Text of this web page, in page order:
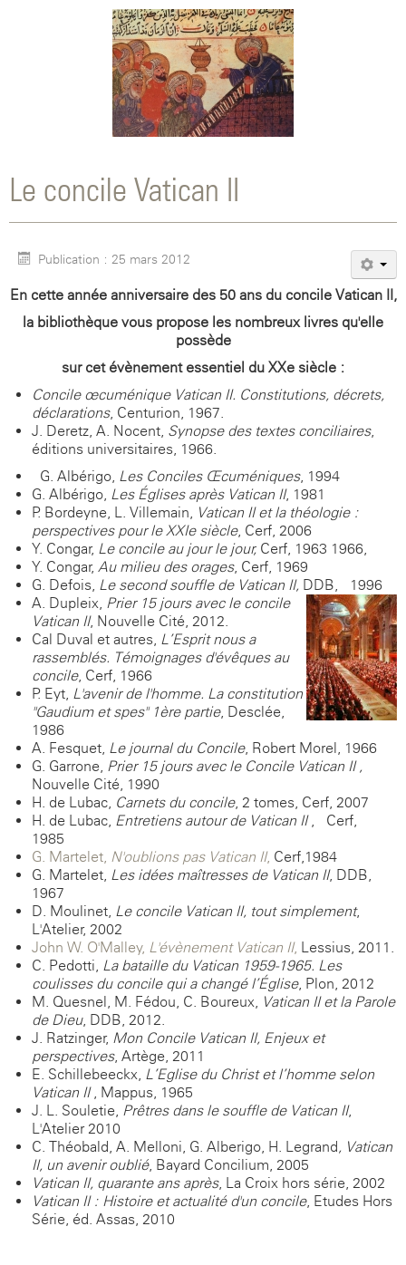
Le concile Vatican II
Publication : 25 mars 2012
En cette année anniversaire des 50 ans du concile Vatican II,
la bibliothèque vous propose les nombreux livres qu'elle
possède
sur cet évènement essentiel du XXe siècle :
Concile œcuménique Vatican II. Constitutions, décrets,
déclarations, Centurion, 1967.
J. Deretz, A. Nocent, Synopse des textes conciliaires,
éditions universitaires, 1966.
G. Albérigo, Les Conciles Œcuméniques, 1994
G. Albérigo, Les Églises après Vatican II, 1981
P. Bordeyne, L. Villemain, Vatican II et la théologie :
perspectives pour le XXIe siècle, Cerf, 2006
Y. Congar, Le concile au jour le jour, Cerf, 1963-1966,
Y. Congar, Au milieu des orages, Cerf, 1969
G. Defois, Le second souffle de Vatican II, DDB, 1996
A. Dupleix, Prier 15 jours avec le concile
Vatican II, Nouvelle Cité, 2012.
Cal Duval et autres, L’Esprit nous a
rassemblés. Témoignages d'évêques au
concile, Cerf, 1966
P. Eyt, L'avenir de l'homme. La constitution
"Gaudium et spes" 1ère partie, Desclée,
1986
A. Fesquet, Le journal du Concile, Robert Morel, 1966
G. Garrone, Prier 15 jours avec le Concile Vatican II ,
Nouvelle Cité, 1990
H. de Lubac, Carnets du concile, 2 tomes, Cerf, 2007
H. de Lubac, Entretiens autour de Vatican II, Cerf,
1985
G. Martelet, N'oublions pas Vatican II, Cerf,1984
G. Martelet, Les idées maîtresses de Vatican II, DDB,
1967
D. Moulinet, Le concile Vatican II, tout simplement,
L'Atelier, 2002
John W. O'Malley, L'évènement Vatican II, Lessius, 2011.
C. Pedotti, La bataille du Vatican 1959-1965. Les
coulisses du concile qui a changé l’Église, Plon, 2012
M. Quesnel, M. Fédou, C. Boureux, Vatican II et la Parole
de Dieu, DDB, 2012.
J. Ratzinger, Mon Concile Vatican II, Enjeux et
perspectives, Artège, 2011
E. Schillebeeckx, L’Eglise du Christ et l’homme selon
Vatican II, Mappus, 1965
J. L. Souletie, Prêtres dans le souffle de Vatican II,
L'Atelier 2010
C. Théobald, A. Melloni, G. Alberigo, H. Legrand, Vatican
II, un avenir oublié, Bayard-Concilium, 2005
Vatican II, quarante ans après, La Croix hors-série, 2002
Vatican II : Histoire et actualité d'un concile, Etudes Hors-
Série, éd. Assas, 2010